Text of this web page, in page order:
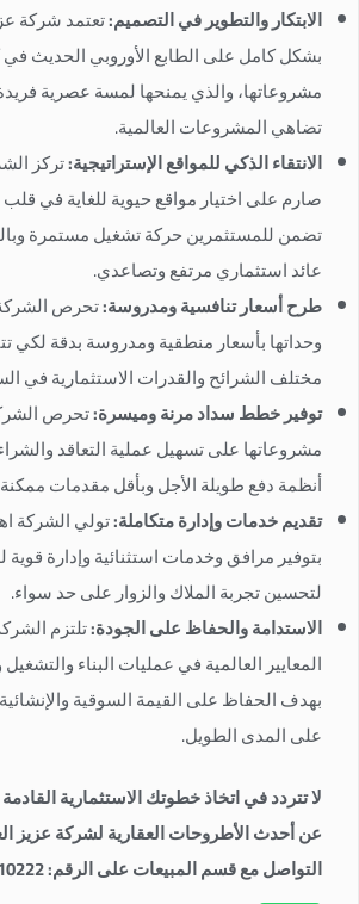
الابتكار والتطوير في التصميم:تعتمد شركة
بشكل كامل على الطابع الأوروبي الحديث في
مشروعاتها، والذي يمنحها لمسة عصرية
تضاهي المشروعات العالمية.
الانتقاء الذكي للمواقع الإستراتيجية:تركز
صارم على اختيار مواقع حيوية للغاية في
تضمن للمستثمرين حركة تشغيل مستمرة
عائد استثماري مرتفع وتصاعدي.
طرح أسعار تنافسية ومدروسة:تحرص
وحداتها بأسعار منطقية ومدروسة بدقة لكي
مختلف الشرائح والقدرات الاستثمارية في
توفير خطط سداد مرنة وميسرة:تحرص
مشروعاتها على تسهيل عملية التعاقد
أنظمة دفع طويلة الأجل وبأقل مقدمات
تقديم خدمات وإدارة متكاملة:تولي الشركة
بتوفير مرافق وخدمات استثنائية وإدارة
لتحسين تجربة الملاك والزوار على حد سواء.
الاستدامة والحفاظ على الجودة:تلتزم
المعايير العالمية في عمليات البناء
بهدف الحفاظ على القيمة السوقية
على المدى الطويل.
لا تتردد في اتخاذ خطوتك الاستثمارية
عن أحدث الأطروحات العقارية لشركة عزيز
التواصل مع قسم المبيعات على الرقم: 00201069210222.